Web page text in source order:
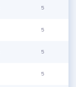
5
5
5
5